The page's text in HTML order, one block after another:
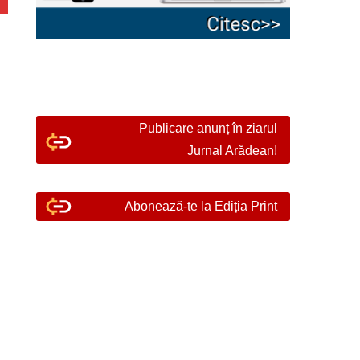
Publicare anunț în ziarul
Jurnal Arădean!
Abonează-te la Ediția Print